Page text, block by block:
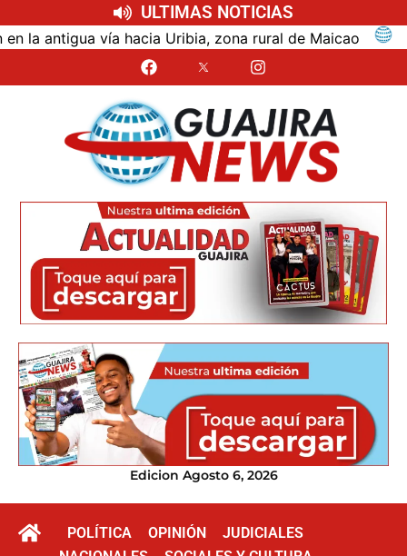
ULTIMAS NOTICIAS
vía hacia Uribia, zona rural de Maicao
Edicion Agosto 6, 2026
POLÍTICA OPINIÓN
JUDICIALES